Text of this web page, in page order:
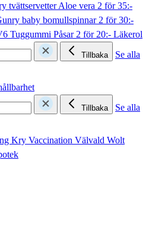
tvättservetter Aloe vera 2 för 35:-
baby bomullspinnar2 för 30:-
Tuggummi Påsar2 för 20:- Läkerol
Tillbaka
Se alla
Tillbaka
Se alla
Kry Vaccination Välvald Wolt